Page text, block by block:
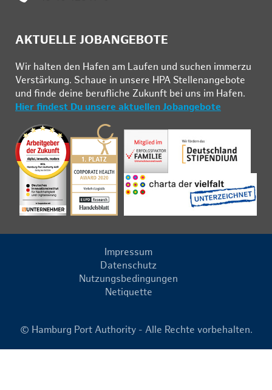
AKTUELLE JOBANGEBOTE
Wir hal­ten den Ha­fen am Lau­fen und su­chen im­mer­zu
Ver­stär­kung. Schau­e in un­se­re HPA Stel­len­an­ge­bo­te
und fin­de deine be­ruf­li­che Zu­kunft bei uns im Ha­fen.
Hier findest Du unsere aktuellen Jobangebote
Impressum
Datenschutz
Nutzungsbedingungen
Netiquette
© Hamburg Port Authority - Alle Rechte vorbehalten.